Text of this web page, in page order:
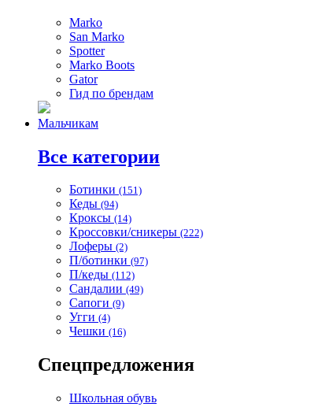
Marko
San Marko
Spotter
Marko Boots
Gator
Гид по брендам
Мальчикам
Все категории
Ботинки (151)
Кеды (94)
Кроксы (14)
Кроссовки/сникеры (222)
Лоферы (2)
П/ботинки (97)
П/кеды (112)
Сандалии (49)
Сапоги (9)
Угги (4)
Чешки (16)
Спецпредложения
Школьная обувь